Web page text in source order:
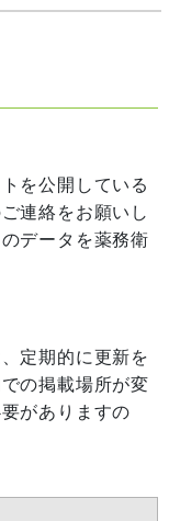
を公開している
連絡をお願いし
データを薬務衛
定期的に更新を
の掲載場所が変
がありますの